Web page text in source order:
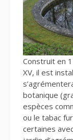
Construit en
XV, il est
botanique
espèces
ou le tabac
certaines